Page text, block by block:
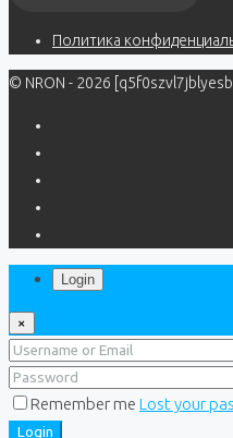
Политика
© NRON - 2026 [q5f0szvl7jblyesb]
Login
×
Remember me Lost your
Login